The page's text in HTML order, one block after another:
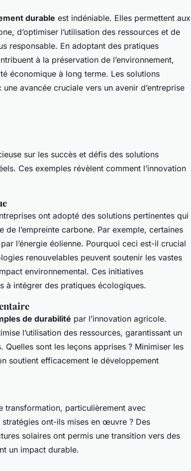
durable est indéniable. Elles permettent aux
d’optimiser l’utilisation des ressources et de
responsable. En adoptant des pratiques
à la préservation de l’environnement,
économique à long terme. Les solutions
avancée cruciale vers un avenir d’entreprise
sur les succès et défis des solutions
Ces exemples révèlent comment l’innovation
ont adopté des solutions pertinentes qui
l’empreinte carbone. Par exemple, certaines
l’énergie éolienne. Pourquoi ceci est-il crucial
renouvelables peuvent soutenir les vastes
environnemental. Ces initiatives
à intégrer des pratiques écologiques.
de durabilité par l’innovation agricole.
l’utilisation des ressources, garantissant un
sont les leçons apprises ? Minimiser les
soutient efficacement le développement
transformation, particulièrement avec
stratégies ont-ils mises en œuvre ? Des
solaires ont permis une transition vers des
un impact durable.